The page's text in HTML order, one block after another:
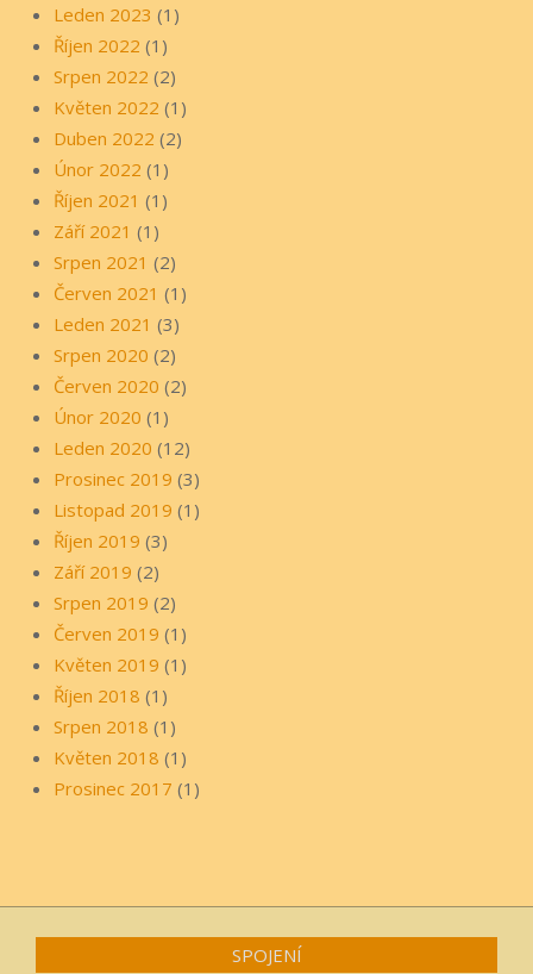
Leden 2023 (1)
Říjen 2022 (1)
Srpen 2022 (2)
Květen 2022 (1)
Duben 2022 (2)
Únor 2022 (1)
Říjen 2021 (1)
Září 2021 (1)
Srpen 2021 (2)
Červen 2021 (1)
Leden 2021 (3)
Srpen 2020 (2)
Červen 2020 (2)
Únor 2020 (1)
Leden 2020 (12)
Prosinec 2019 (3)
Listopad 2019 (1)
Říjen 2019 (3)
Září 2019 (2)
Srpen 2019 (2)
Červen 2019 (1)
Květen 2019 (1)
Říjen 2018 (1)
Srpen 2018 (1)
Květen 2018 (1)
Prosinec 2017 (1)
SPOJENÍ